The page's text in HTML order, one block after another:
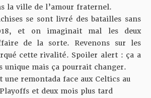
la ville de l’amour fraternel.
se sont livré des batailles sans
et on imaginait mal les deux
de la sorte. Revenons sur les
cette rivalité. Spoiler alert : ça a
unique mais ça pourrait changer.
une remontada face aux Celtics au
et deux mois plus tard